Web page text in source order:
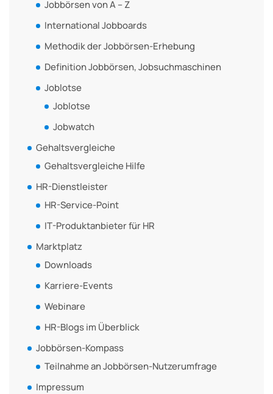
Jobbörsen von A – Z
International Jobboards
Methodik der Jobbörsen-Erhebung
Definition Jobbörsen, Jobsuchmaschinen
Joblotse
Joblotse
Jobwatch
Gehaltsvergleiche
Gehaltsvergleiche Hilfe
HR-Dienstleister
HR-Service-Point
IT-Produktanbieter für HR
Marktplatz
Downloads
Karriere-Events
Webinare
HR-Blogs im Überblick
Jobbörsen-Kompass
Teilnahme an Jobbörsen-Nutzerumfrage
Impressum